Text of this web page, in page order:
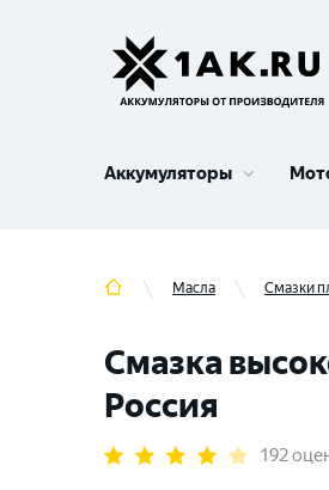
Аккумуляторы
Масла Смазки
Смазка
Россия
192